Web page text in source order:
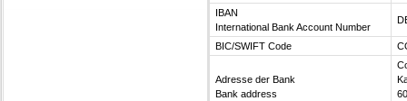
IBAN
International Bank Account Number
BIC/SWIFT Code
Adresse der Bank
Bank address